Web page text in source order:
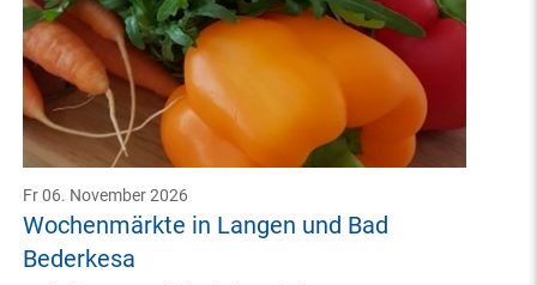
Wochenmärkte in Langen und Bad
Bederkesa
Fr 06. November 2026